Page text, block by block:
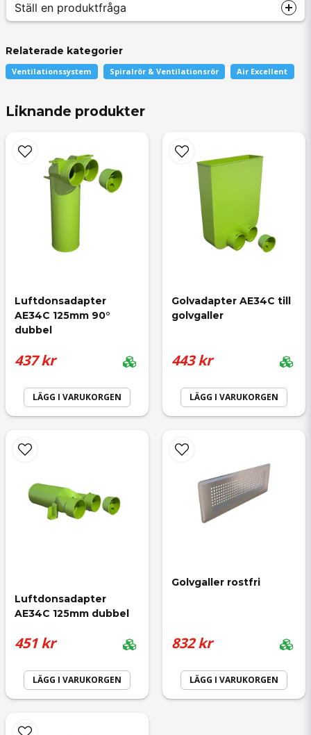
Ställ en produktfråga
question
Namn
Relaterade kategorier
Ventilationssystem Spiralrör & Ventilationsrör Air Excellent
Liknande produkter
Luftdonsadapter
AE34C 125mm 90°
dubbel
437 kr
LÄGG I VARUKORGEN
Golvadapter AE34C till
golvgaller
443 kr
LÄGG I VARUKORGEN
Luftdonsadapter
AE34C 125mm dubbel
451 kr
LÄGG I VARUKORGEN
Golvgaller rostfri
832 kr
LÄGG I VARUKORGEN